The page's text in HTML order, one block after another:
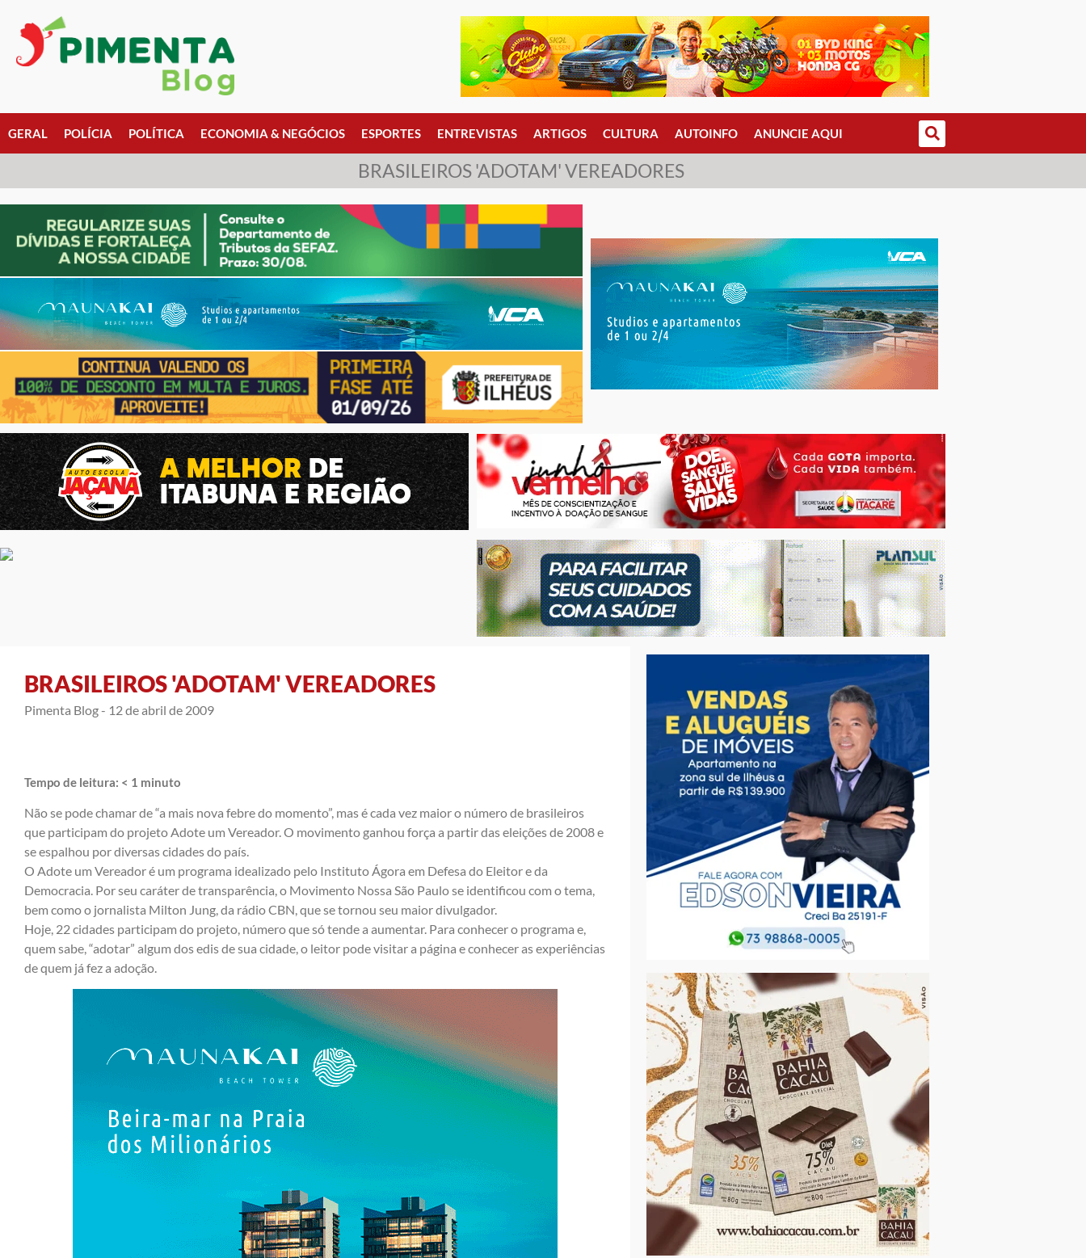
GERAL POLÍCIA POLÍTICA ECONOMIA & NEGÓCIOS ESPORTES ENTREVISTAS ARTIGOS CULTURA AUTOINFO ANUNCIE AQUI
BRASILEIROS 'ADOTAM' VEREADORES
BRASILEIROS 'ADOTAM' VEREADORES
Pimenta Blog - 12 de abril de 2009
Tempo de leitura: < 1 minuto
Não se pode chamar de “a mais nova febre do momento”, mas é cada vez maior o número de brasileiros
que participam do projeto Adote um Vereador. O movimento ganhou força a partir das eleições de 2008 e
se espalhou por diversas cidades do país.
O Adote um Vereador é um programa idealizado pelo Instituto Ágora em Defesa do Eleitor e da
Democracia. Por seu caráter de transparência, o Movimento Nossa São Paulo se identificou com o tema,
bem como o jornalista Milton Jung, da rádio CBN, que se tornou seu maior divulgador.
Hoje, 22 cidades participam do projeto, número que só tende a aumentar. Para conhecer o programa e,
quem sabe, “adotar” algum dos edis de sua cidade, o leitor pode visitar a página e conhecer as experiências
de quem já fez a adoção.